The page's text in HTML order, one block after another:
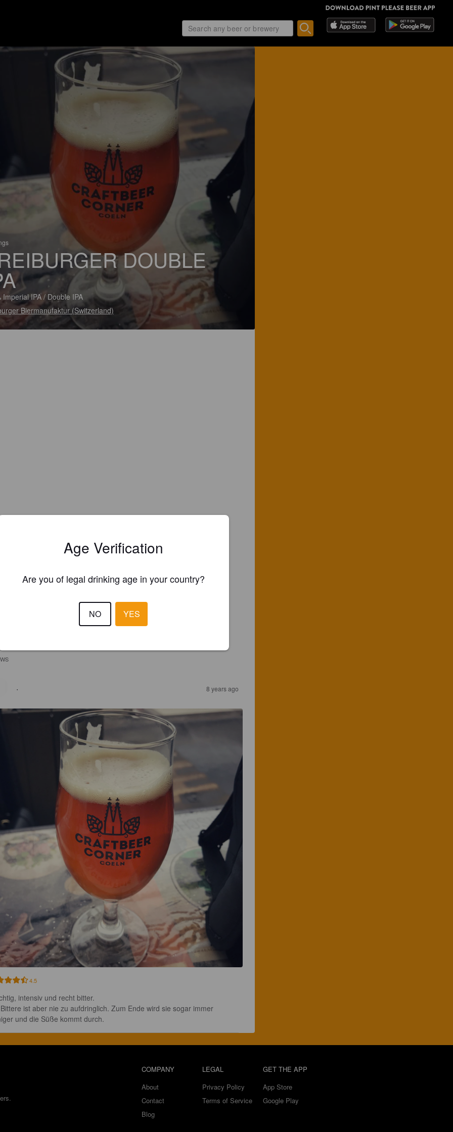
DOUBLE
Imperial IPA / Double IPA
Biermanufaktur (Switzerland)
· 8 years ago
4.5
intensiv und recht bitter.
ist aber nie zu aufdringlich. Zum Ende wird sie sogar immer
und die Süße kommt durch.
COMPANY
About
Contact
Blog
LEGAL
Privacy Policy
Terms of Service
GET THE APP
App Store
Google Play
Age Verification
Are you of legal drinking age in your country?
NO YES